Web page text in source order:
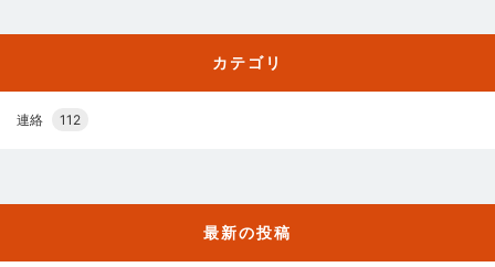
カテゴリ
連絡 112
最新の投稿